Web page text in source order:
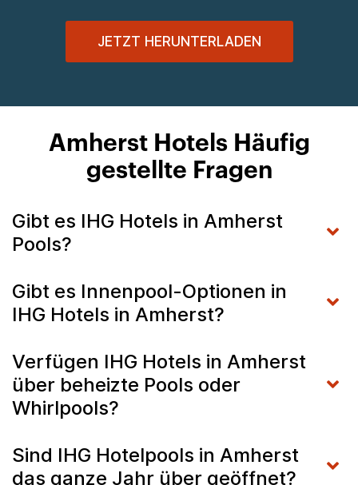
JETZT HERUNTERLADEN
Amherst Hotels Häufig
gestellte Fragen
Gibt es IHG Hotels in Amherst
Pools?
Gibt es Innenpool-Optionen in
IHG Hotels in Amherst?
Verfügen IHG Hotels in Amherst
über beheizte Pools oder
Whirlpools?
Sind IHG Hotelpools in Amherst
das ganze Jahr über geöffnet?